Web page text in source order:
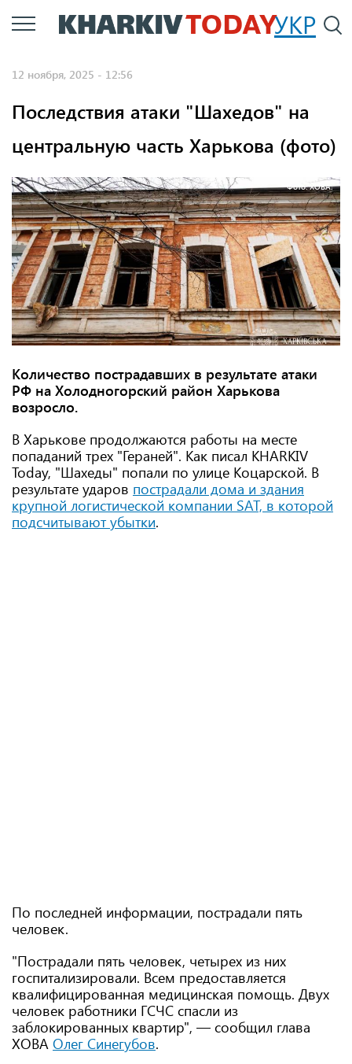
Перейти
к
УКР
12 ноября, 2025 - 12:56
Последствия атаки "Шахедов" на
центральную часть Харькова (фото)
Фото: ХОВА.
Количество пострадавших в результате атаки
РФ на Холодногорский район Харькова
возросло.
В Харькове продолжаются работы на месте
попаданий трех "Гераней". Как писал KHARKIV
Today, "Шахеды" попали по улице Коцарской. В
результате ударов пострадали дома и здания
крупной логистической компании SAT, в которой
подсчитывают убытки.
По последней информации, пострадали пять
человек.
"Пострадали пять человек, четырех из них
госпитализировали. Всем предоставляется
квалифицированная медицинская помощь. Двух
человек работники ГСЧС спасли из
заблокированных квартир", — сообщил глава
ХОВА Олег Синегубов.